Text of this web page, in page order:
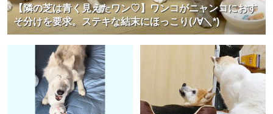
【隣の芝は青く見えたワン♡】ワンコがニャンコにおす
そ分けを要求。ステキな結末にほっこり(ﾉ∀＼*)